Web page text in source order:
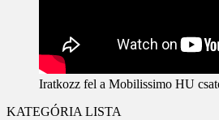
Iratkozz fel a Mobilissimo HU
KATEGÓRIA LISTA